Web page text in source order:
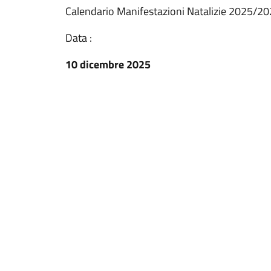
Calendario Manifestazioni Natalizie 2025/
Data :
10 dicembre 2025